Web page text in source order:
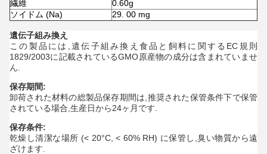
繊維
0.60g
ソイドム (Na)
29. 00 mg
遺伝子組み換え
この製品には,遺伝子組み換え食品と飼料に関するEC規則
1829/2003に記載されているGMO原産物の成分は含まれていませ
ん.
保存期間:
卸荷された材料の総製品保存期間は,推奨された保管条件下で保管
されている場合,生産日から24ヶ月です.
保存条件:
乾燥し清潔な場所 (< 20°C, < 60% RH) に保管し,臭い物質から遠
ざけます.